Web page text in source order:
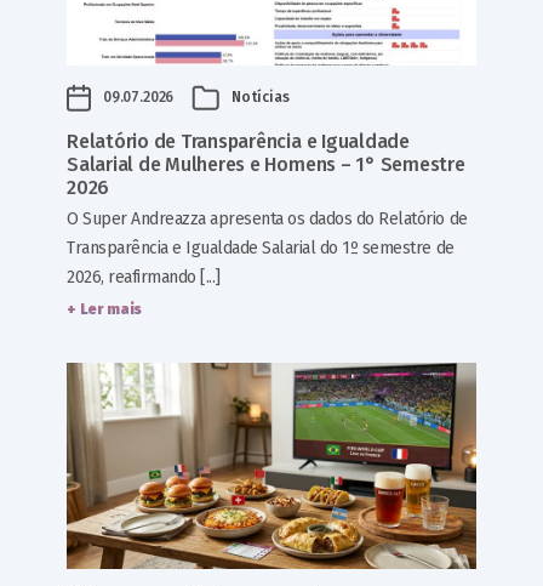
09.07.2026 Notícias
Relatório de Transparência e Igualdade
Salarial de Mulheres e Homens – 1° Semestre
2026
O Super Andreazza apresenta os dados do Relatório de
Transparência e Igualdade Salarial do 1º semestre de
2026, reafirmando [...]
+ Ler mais